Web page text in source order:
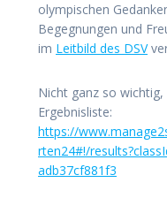
olympischen
Begegnungen und
im Leitbild des DSV
Nicht ganz so
Ergebnisliste:
https://
rten24#!/
adb37cf881f3